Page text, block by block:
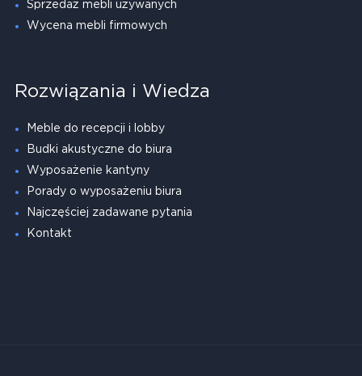
Sprzedaż mebli używanych
Wycena mebli firmowych
Rozwiązania i Wiedza
Meble do recepcji i lobby
Budki akustyczne do biura
Wyposażenie kantyny
Porady o wyposażeniu biura
Najczęściej zadawane pytania
Kontakt